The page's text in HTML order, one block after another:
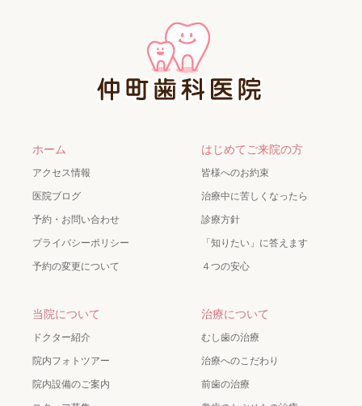
ホーム
アクセス情報
医院ブログ
予約・お問い合わせ
プライバシーポリシー
予約の変更について
はじめてご来院の方
皆様へのお約束
治療中に苦しくなったら
診療方針
「知りたい」に答えます
４つの安心
当院について
ドクター紹介
院内フォトツアー
院内設備のご案内
治療について
むし歯の治療
治療へのこだわり
前歯の治療